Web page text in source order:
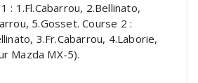
: 1.Fl.Cabarrou, 2.Bellinato,
5.Gosset. Course 2 :
3.Fr.Cabarrou, 4.Laborie,
Mazda MX-5).